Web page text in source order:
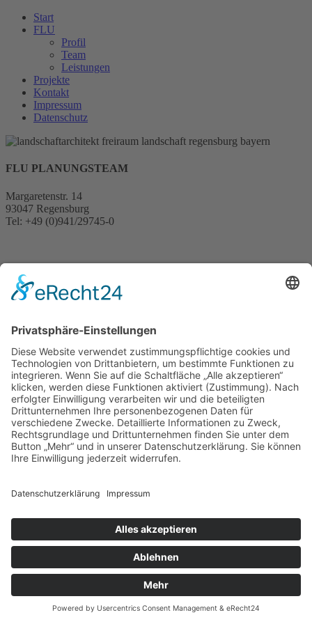
Start
FLU
Profil
Team
Leistungen
Projekte
Kontakt
Impressum
Datenschutz
FLU PLANUNGSTEAM
Margaretenstr. 14
93047 Regensburg
Tel: +49 (0)941/29745-0